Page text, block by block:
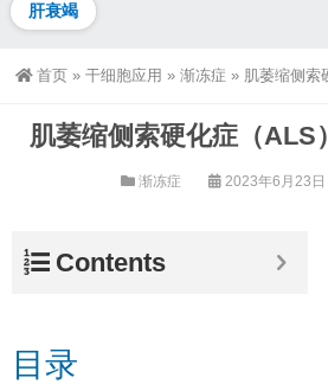
肝衰竭
首页 » 干细胞应用 » 渐冻症 » 肌萎缩侧索
肌萎缩侧索硬化症（ALS
渐冻症 2023年6月23日
Contents
目录